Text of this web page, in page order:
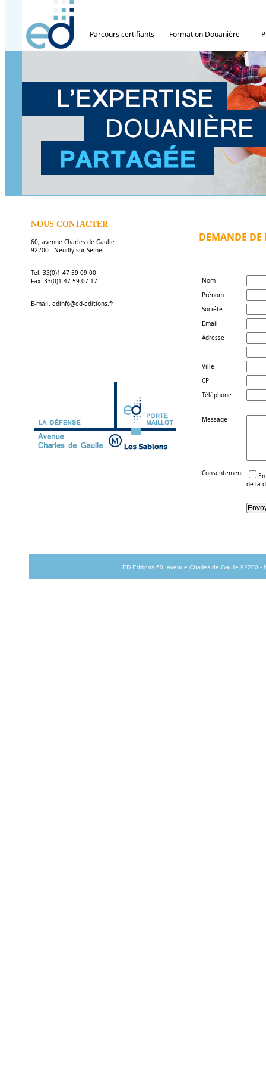
Parcours certifiants Formation Douanière
NOUS CONTACTER
60, avenue Charles de Gaulle
92200 - Neuilly-sur-Seine
Tel. 33(0)1 47 59 09 00
Fax. 33(0)1 47 59 07 17
E-mail. edinfo@ed-editions.fr
DEMANDE DE
Nom
Prénom
Société
Email
Adresse
Ville
CP
Téléphone
Message
Consentement
de la
ED Editions 60, avenue Charles de Gaulle 92200 -